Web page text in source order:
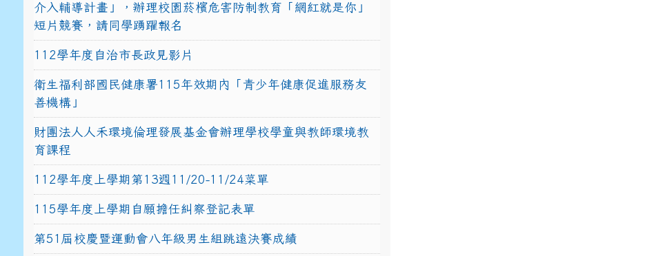
介入輔導計畫」，辦理校園菸檳危害防制教育「網紅就是你」
短片競賽，請同學踴躍報名
112學年度自治市長政見影片
衛生福利部國民健康署115年效期內「青少年健康促進服務友
善機構」
財團法人人禾環境倫理發展基金會辦理學校學童與教師環境教
育課程
112學年度上學期第13週11/20-11/24菜單
115學年度上學期自願擔任糾察登記表單
第51屆校慶暨運動會八年級男生組跳遠決賽成績